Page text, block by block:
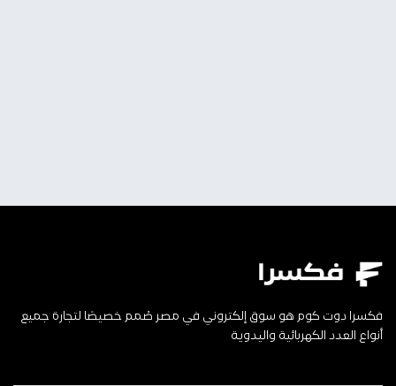
فكسرا دوت كوم هو سوق إلكتروني في مصر صُمم خصيصًا لتجارة جميع
أنواع العدد الكهربائية واليدوية